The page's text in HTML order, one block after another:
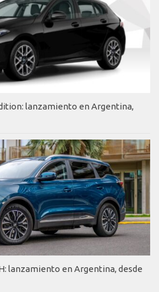
lanzamiento en Argentina,
lanzamiento en Argentina, desde